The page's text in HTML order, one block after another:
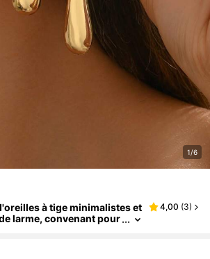
1/6
à tige minimalistes et
larme, convenant pour
4,00 (3)